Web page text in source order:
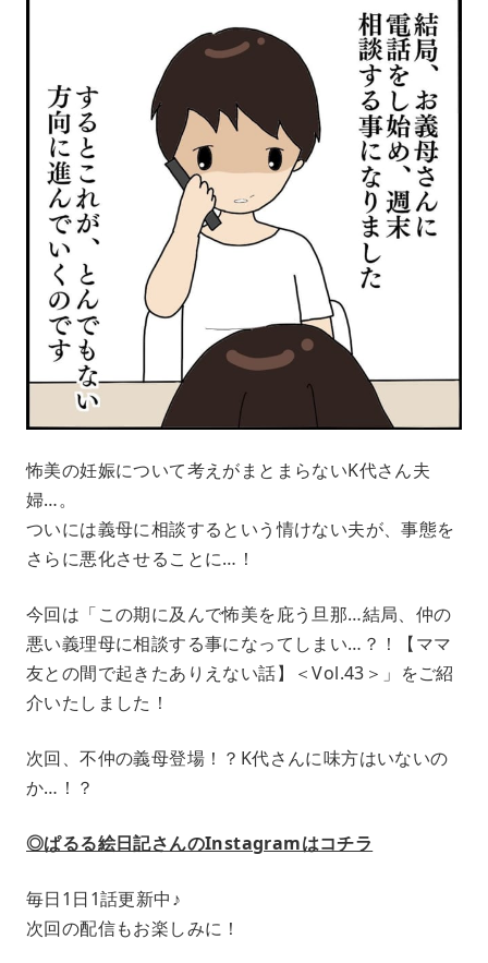
怖美の妊娠について考えがまとまらないK代さん夫
婦…。
ついには義母に相談するという情けない夫が、事態を
さらに悪化させることに…！
今回は「この期に及んで怖美を庇う旦那…結局、仲の
悪い義理母に相談する事になってしまい…？！【ママ
友との間で起きたありえない話】＜Vol.43＞」をご紹
介いたしました！
次回、不仲の義母登場！？K代さんに味方はいないの
か…！？
◎ぱるる絵日記さんのInstagramはコチラ
毎日1日1話更新中♪
次回の配信もお楽しみに！